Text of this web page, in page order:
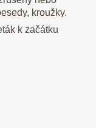
kroužky.
k začátku